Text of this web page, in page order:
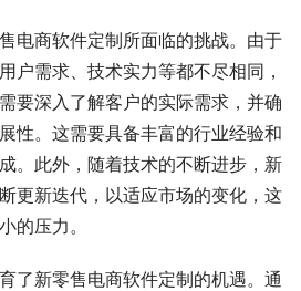
电商软件定制所面临的挑战。由于
户需求、技术实力等都不尽相同，
要深入了解客户的实际需求，并确
性。这需要具备丰富的行业经验和
。此外，随着技术的不断进步，新
更新迭代，以适应市场的变化，这
的压力。
了新零售电商软件定制的机遇。通